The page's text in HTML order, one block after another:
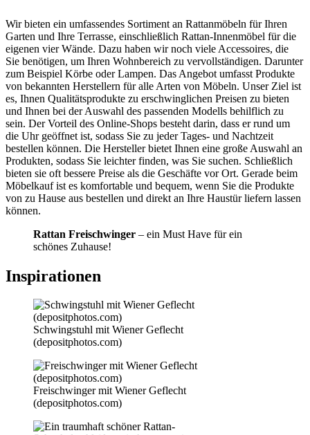
Wir bieten ein umfassendes Sortiment an Rattanmöbeln für Ihren
Garten und Ihre Terrasse, einschließlich Rattan-Innenmöbel für die
eigenen vier Wände. Dazu haben wir noch viele Accessoires, die
Sie benötigen, um Ihren Wohnbereich zu vervollständigen. Darunter
zum Beispiel Körbe oder Lampen. Das Angebot umfasst Produkte
von bekannten Herstellern für alle Arten von Möbeln. Unser Ziel ist
es, Ihnen Qualitätsprodukte zu erschwinglichen Preisen zu bieten
und Ihnen bei der Auswahl des passenden Modells behilflich zu
sein. Der Vorteil des Online-Shops besteht darin, dass er rund um
die Uhr geöffnet ist, sodass Sie zu jeder Tages- und Nachtzeit
bestellen können. Die Hersteller bietet Ihnen eine große Auswahl an
Produkten, sodass Sie leichter finden, was Sie suchen. Schließlich
bieten sie oft bessere Preise als die Geschäfte vor Ort. Gerade beim
Möbelkauf ist es komfortable und bequem, wenn Sie die Produkte
von zu Hause aus bestellen und direkt an Ihre Haustür liefern lassen
können.
Rattan Freischwinger – ein Must Have für ein
schönes Zuhause!
Inspirationen
Schwingstuhl mit Wiener Geflecht
(depositphotos.com)
Freischwinger mit Wiener Geflecht
(depositphotos.com)